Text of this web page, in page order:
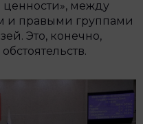
между
и правыми группами
Это, конечно,